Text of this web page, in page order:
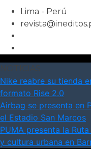
Lima - Perú
Nike reabre su tienda
formato Rise 2.0
Airbag se presenta en
el Estadio San Marcos
PUMA presenta la
y cultura urbana en